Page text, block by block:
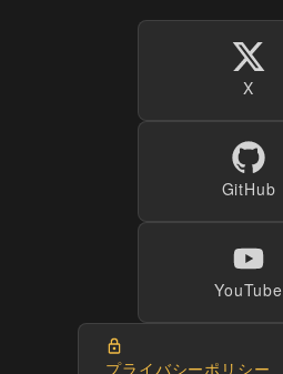
X
GitHub
YouTube
プライバシーポリシー